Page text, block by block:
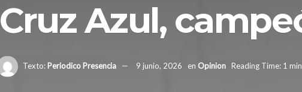
Cruz Azul,
Texto:Periodico Presencia 9 junio, 2026 en Opinion Reading Time: 1